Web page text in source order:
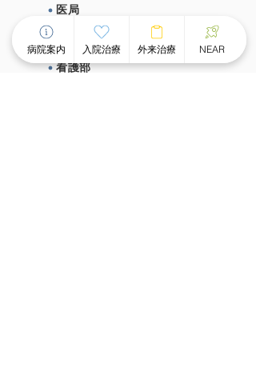
医局
看護部
病院案内 入院治療 外来治療 NEAR